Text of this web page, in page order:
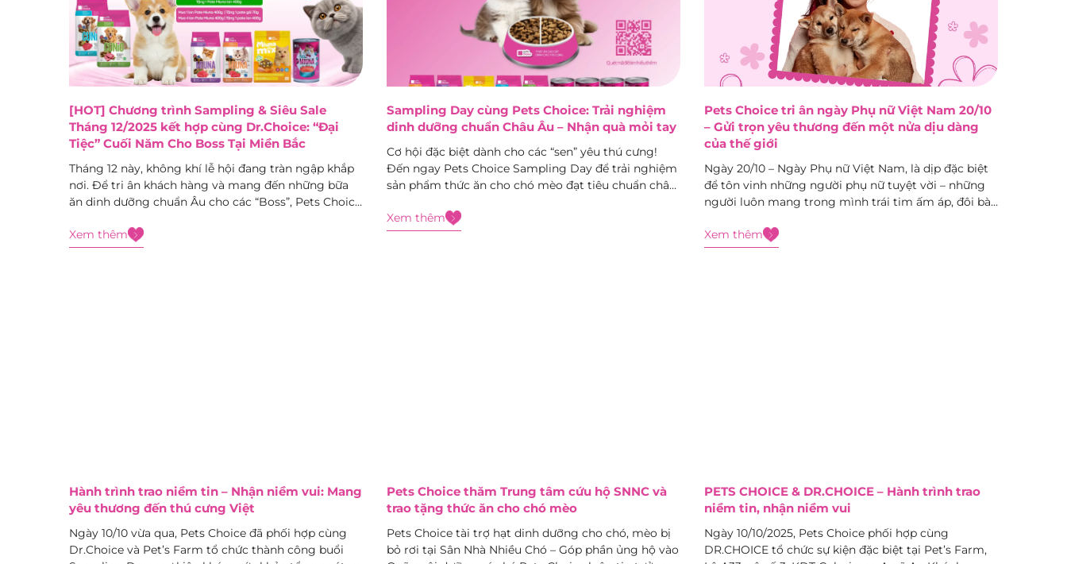
[HOT] Chương trình Sampling & Siêu Sale
Tháng 12/2025 kết hợp cùng Dr.Choice: “Đại
Tiệc” Cuối Năm Cho Boss Tại Miền Bắc
Tháng 12 này, không khí lễ hội đang tràn ngập khắp
nơi. Để tri ân khách hàng và mang đến những bữa
ăn dinh dưỡng chuẩn Âu cho các “Boss”, Pets Choice
hợp chương trình khuyến mãi lớn nhất cuối...
Xem thêm
Sampling Day cùng Pets Choice: Trải nghiệm
dinh dưỡng chuẩn Châu Âu – Nhận quà mỏi tay
Cơ hội đặc biệt dành cho các “sen” yêu thú cưng!
Đến ngay Pets Choice Sampling Day để trải nghiệm
sản phẩm thức ăn cho chó mèo đạt tiêu chuẩn châu
hoạt động thú vị cùng boss! Duy...
Xem thêm
Pets Choice tri ân ngày Phụ nữ Việt Nam 20/10
– Gửi trọn yêu thương đến một nửa dịu dàng
của thế giới
Ngày 20/10 – Ngày Phụ nữ Việt Nam, là dịp đặc biệt
để tôn vinh những người phụ nữ tuyệt vời – những
người luôn mang trong mình trái tim ấm áp, đôi bàn
gia đình, cộng đồng,...
Xem thêm
Hành trình trao niềm tin – Nhận niềm vui: Mang
yêu thương đến thú cưng Việt
Ngày 10/10 vừa qua, Pets Choice đã phối hợp cùng
Dr.Choice và Pet’s Farm tổ chức thành công buổi
Pets Choice thăm Trung tâm cứu hộ SNNC và
trao tặng thức ăn cho chó mèo
Pets Choice tài trợ hạt dinh dưỡng cho chó, mèo bị
bỏ rơi tại Sân Nhà Nhiều Chó – Góp phần ủng hộ vào
PETS CHOICE & DR.CHOICE – Hành trình trao
niềm tin, nhận niềm vui
Ngày 10/10/2025, Pets Choice phối hợp cùng
DR.CHOICE tổ chức sự kiện đặc biệt tại Pet’s Farm,